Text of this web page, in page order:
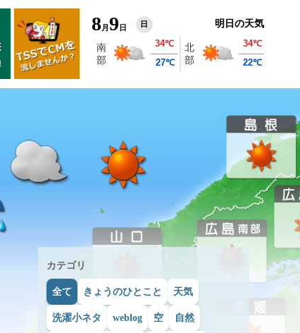
8 月9 日 日 明日の天気
カテゴリ
全て きょうのひとこと 天気
洗濯小ネタ weblog 空 自然